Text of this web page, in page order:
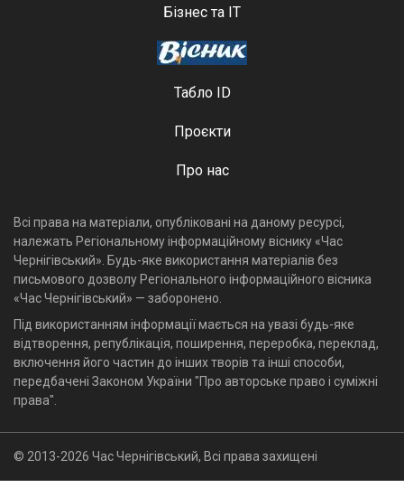
Бізнес та ІТ
Табло ID
Проєкти
Про нас
Всі права на матеріали, опубліковані на даному ресурсі,
належать Регіональному інформаційному віснику «Час
Чернігівський». Будь-яке використання матеріалів без
письмового дозволу Регіонального інформаційного вісника
«Час Чернігівський» — заборонено.
Під використанням інформації мається на увазі будь-яке
відтворення, републікація, поширення, переробка, переклад,
включення його частин до інших творів та інші способи,
передбачені Законом України "Про авторське право і суміжні
права".
© 2013-2026 Час Чернігівський, Всі права захищені